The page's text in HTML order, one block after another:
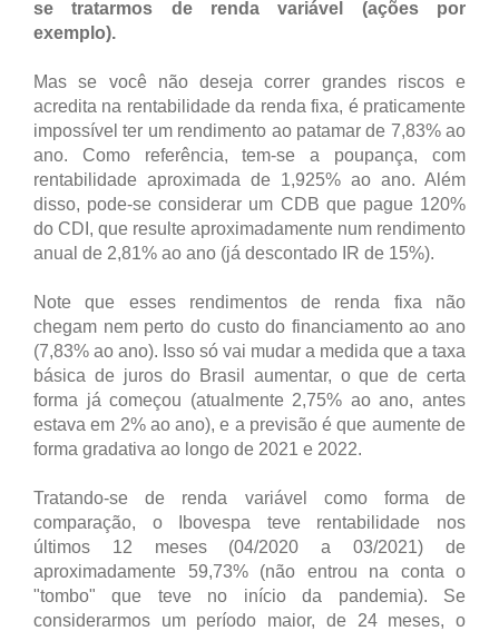
se tratarmos de renda variável (ações por
exemplo).
Mas se você não deseja correr grandes riscos e
acredita na rentabilidade da renda fixa, é praticamente
impossível ter um rendimento ao patamar de 7,83% ao
ano. Como referência, tem-se a poupança, com
rentabilidade aproximada de 1,925% ao ano. Além
disso, pode-se considerar um CDB que pague 120%
do CDI, que resulte aproximadamente num rendimento
anual de 2,81% ao ano (já descontado IR de 15%).
Note que esses rendimentos de renda fixa não
chegam nem perto do custo do financiamento ao ano
(7,83% ao ano). Isso só vai mudar a medida que a taxa
básica de juros do Brasil aumentar, o que de certa
forma já começou (atualmente 2,75% ao ano, antes
estava em 2% ao ano), e a previsão é que aumente de
forma gradativa ao longo de 2021 e 2022.
Tratando-se de renda variável como forma de
comparação, o Ibovespa teve rentabilidade nos
últimos 12 meses (04/2020 a 03/2021) de
aproximadamente 59,73% (não entrou na conta o
"tombo" que teve no início da pandemia). Se
considerarmos um período maior, de 24 meses, o